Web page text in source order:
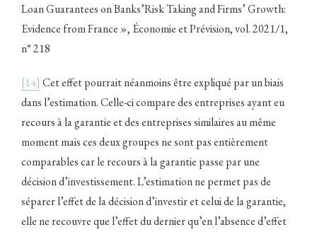
Loan Guarantees on Banks’Risk Taking and Firms’ Growth:
Evidence from France », Économie et Prévision, vol. 2021/1,
n° 218
[14] Cet effet pourrait néanmoins être expliqué par un biais
dans l’estimation. Celle-ci compare des entreprises ayant eu
recours à la garantie et des entreprises similaires au même
moment mais ces deux groupes ne sont pas entièrement
comparables car le recours à la garantie passe par une
décision d’investissement. L’estimation ne permet pas de
séparer l’effet de la décision d’investir et celui de la garantie,
elle ne recouvre que l’effet du dernier qu’en l’absence d’effet